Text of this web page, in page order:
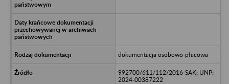
dokumentacja osobowo-płacowa
992700/611/112/2016-SAK; UNP:
2024-00387222